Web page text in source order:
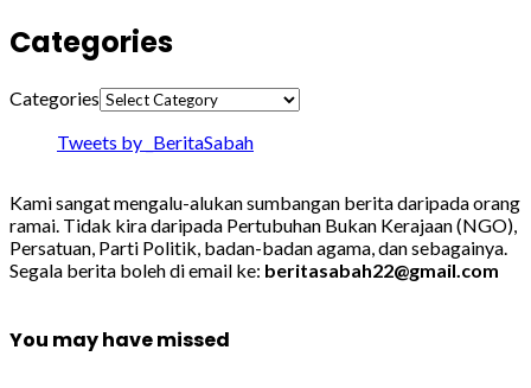
Categories
Categories
Tweets by _BeritaSabah
Kami sangat mengalu-alukan sumbangan berita daripada orang
ramai. Tidak kira daripada Pertubuhan Bukan Kerajaan (NGO),
Persatuan, Parti Politik, badan-badan agama, dan sebagainya.
Segala berita boleh di email ke: beritasabah22@gmail.com
You may have missed